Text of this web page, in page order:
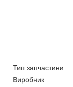
Тип запчастини
Виробник